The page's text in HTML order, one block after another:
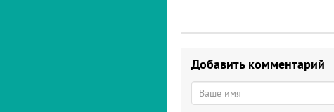
Добавить комментарий